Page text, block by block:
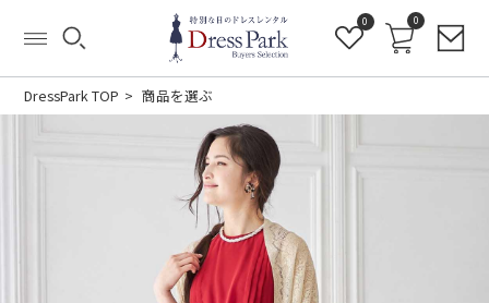
0 0
DressPark TOP 商品を選ぶ